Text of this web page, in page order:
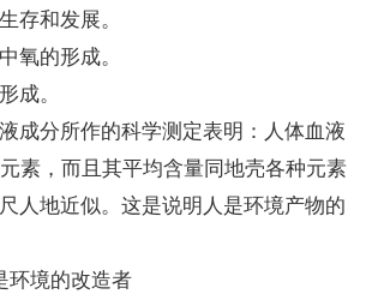
存和发展。
的形成。
。
分所作的科学测定表明：人体血液
素，而且其平均含量同地壳各种元素
人地近似。这是说明人是环境产物的
境的改造者